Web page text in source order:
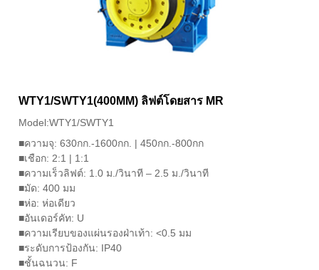
WTY1/SWTY1(400MM) ลิฟต์โดยสาร MR
Model:WTY1/SWTY1
■ความจุ: 630กก.-1600กก. | 450กก.-800กก
■เชือก: 2:1 | 1:1
■ความเร็วลิฟต์: 1.0 ม./วินาที – 2.5 ม./วินาที
■มัด: 400 มม
■ห่อ: ห่อเดียว
■อันเดอร์คัท: U
■ความเรียบของแผ่นรองฝ่าเท้า: <0.5 มม
■ระดับการป้องกัน: IP40
■ชั้นฉนวน: F